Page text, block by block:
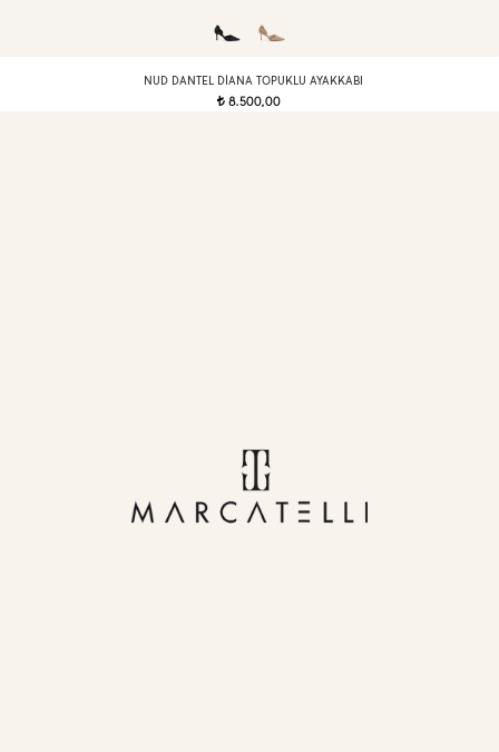
NUD DANTEL DIANA TOPUKLU AYAKKABI
t8.500,00